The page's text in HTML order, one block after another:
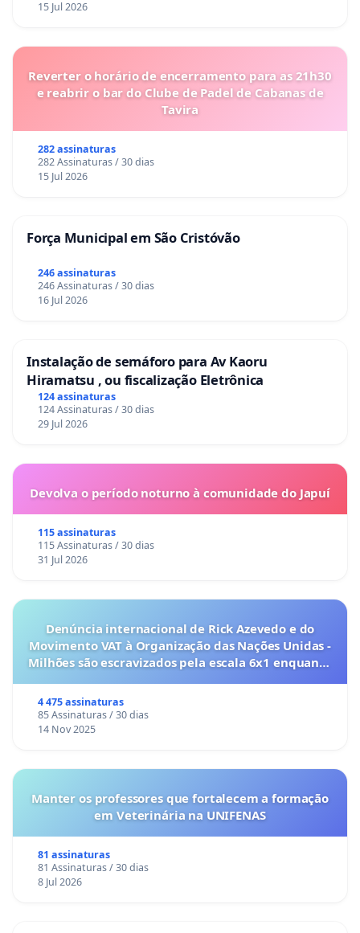
15 Jul 2026
Reverter o horário de encerramento para as 21h30
e reabrir o bar do Clube de Padel de Cabanas de
Tavira
282 assinaturas
282 Assinaturas / 30 dias
15 Jul 2026
Força Municipal em São Cristóvão
246 assinaturas
246 Assinaturas / 30 dias
16 Jul 2026
Instalação de semáforo para Av Kaoru
Hiramatsu , ou fiscalização Eletrônica
124 assinaturas
124 Assinaturas / 30 dias
29 Jul 2026
Devolva o período noturno à comunidade do Japuí
115 assinaturas
115 Assinaturas / 30 dias
31 Jul 2026
Denúncia internacional de Rick Azevedo e do
Movimento VAT à Organização das Nações Unidas -
Milhões são escravizados pela escala 6x1 enquanto
4 475 assinaturas
85 Assinaturas / 30 dias
14 Nov 2025
Manter os professores que fortalecem a formação
em Veterinária na UNIFENAS
81 assinaturas
81 Assinaturas / 30 dias
8 Jul 2026